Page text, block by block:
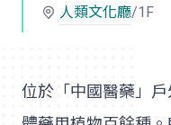
人類文化廳/1F
位於「中國醫藥」